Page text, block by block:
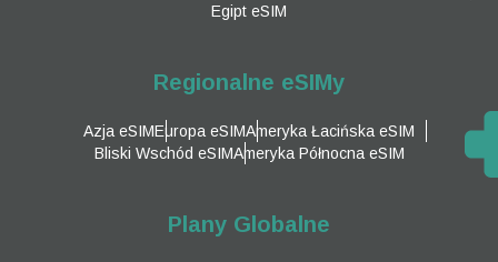
Egipt eSIM
Regionalne eSIMy
Azja eSIMEuropa eSIMAmeryka Łacińska eSIM
Bliski Wschód eSIMAmeryka Północna eSIM
Plany Globalne